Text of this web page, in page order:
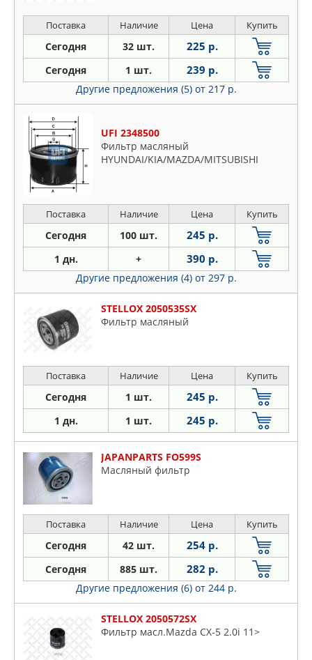
Поставка Наличие Цена Купить
Сегодня 32 шт. 225 р.
Сегодня 1 шт. 239 р.
Другие предложения (5) от 217 р.
UFI 2348500
Фильтр масляный
HYUNDAI/KIA/MAZDA/MITSUBISHI
Поставка Наличие Цена Купить
Сегодня 100 шт. 245 р.
1 дн. + 390 р.
Другие предложения (4) от 297 р.
STELLOX 2050535SX
Фильтр масляный
Поставка Наличие Цена Купить
Сегодня 1 шт. 245 р.
1 дн. 1 шт. 245 р.
JAPANPARTS FO599S
Масляный фильтр
Поставка Наличие Цена Купить
Сегодня 42 шт. 254 р.
Сегодня 885 шт. 282 р.
Другие предложения (6) от 244 р.
STELLOX 2050572SX
Фильтр масл.Mazda CX-5 2.0i 11>